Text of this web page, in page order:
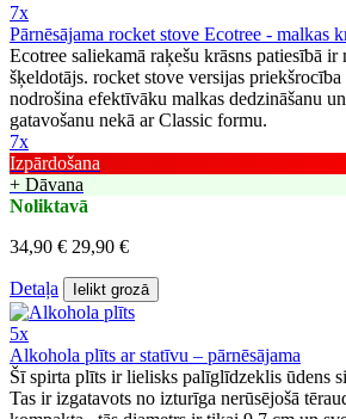
7x
Pārnēsājama rocket stove Ecotree - malkas
Ecotree saliekamā raķešu krāsns patiesībā
šķeldotājs. rocket stove versijas
nodrošina efektīvāku malkas dedzināšanu
gatavošanu nekā ar Classic formu.
7x
Izpārdošana
+ Dāvana
Noliktavā
34,90 € 29,90 €
Detaļa Ielikt grozā
5x
Alkohola plīts ar statīvu – pārnēsājama
Šī spirta plīts ir lielisks palīglīdzeklis ūdens
Tas ir izgatavots no izturīga nerūsējošā